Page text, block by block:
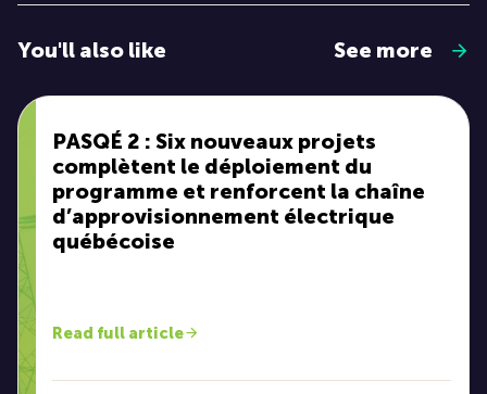
You'll also like See more
PASQÉ 2 : Six nouveaux projets
complètent le déploiement du
programme et renforcent la chaîne
d’approvisionnement électrique
québécoise
Read full article